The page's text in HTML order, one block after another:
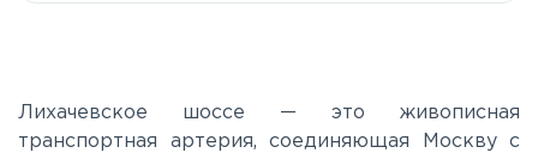
Калужское
Лихачевское шоссе — это живописная
транспортная артерия, соединяющая Москву с